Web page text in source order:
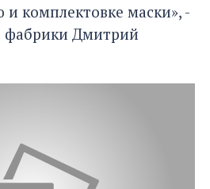
и комплектовке маски», -
фабрики Дмитрий